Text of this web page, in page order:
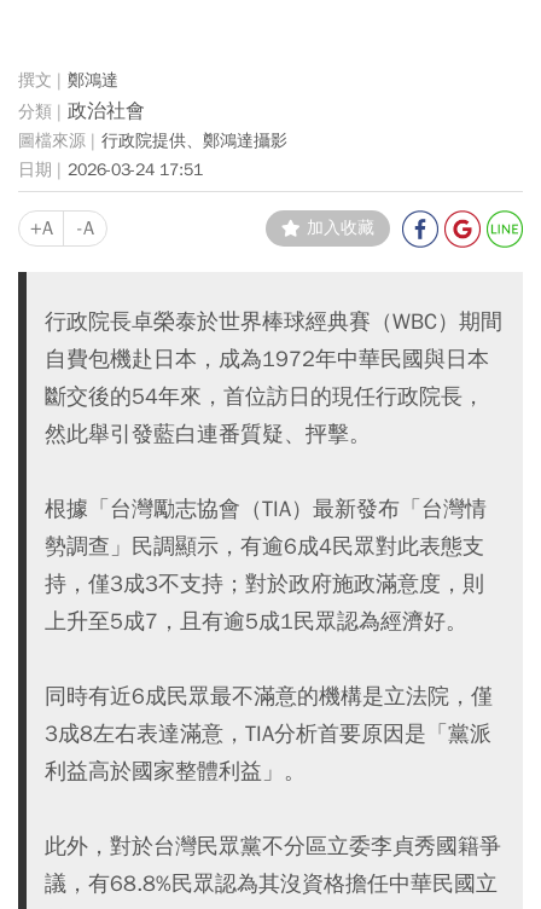
鄭鴻達
政治社會
行政院提供、鄭鴻達攝影
2026-03-24 17:51
+A -A 加入收藏
行政院長卓榮泰於世界棒球經典賽（WBC）期間
自費包機赴日本，成為1972年中華民國與日本
斷交後的54年來，首位訪日的現任行政院長，
然此舉引發藍白連番質疑、抨擊。
根據「台灣勵志協會（TIA）最新發布「台灣情
勢調查」民調顯示，有逾6成4民眾對此表態支
持，僅3成3不支持；對於政府施政滿意度，則
上升至5成7，且有逾5成1民眾認為經濟好。
同時有近6成民眾最不滿意的機構是立法院，僅
3成8左右表達滿意，TIA分析首要原因是「黨派
利益高於國家整體利益」。
此外，對於台灣民眾黨不分區立委李貞秀國籍爭
議，有68.8%民眾認為其沒資格擔任中華民國立